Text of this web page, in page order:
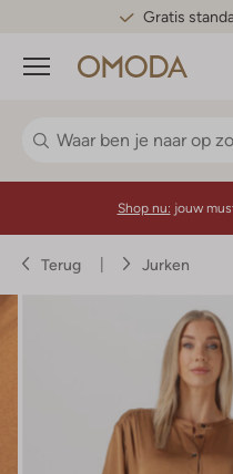
Gratis
Menu
Shop nu: jouw
Terug Jurken